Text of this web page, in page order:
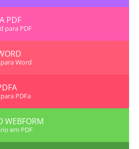
PDF
para PDF
Word
PDFa
WEBFORM
em PDF